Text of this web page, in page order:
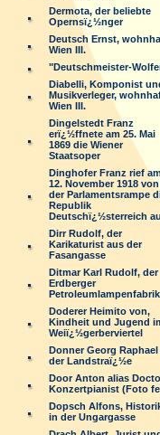
Dermota, der beliebte
Opernsï¿½nger
Deutsch Ernst,
Wien III.
"Deutschmeister-
Diabelli, Komponist
Musikverleger,
Wien III.
Dingelstedt Franz
erï¿½ffnete am 25. Mai
1869 die Wiener
Staatsoper
Dinghofer Franz rief
12. November 1918 von
der Parlamentsrampe
Republik
Deutschï¿½sterreich
Dirr Rudolf, der
Karikaturist aus der
Fasangasse
Ditmar Karl Rudolf, der
Erdberger
Doderer Heimito von,
Kindheit und Jugend
Weiï¿½gerberviertel
Donner Georg
der Landstraï¿½e
Door Anton alias
Konzertpianist (Foto
Dopsch Alfons,
in der Ungargasse